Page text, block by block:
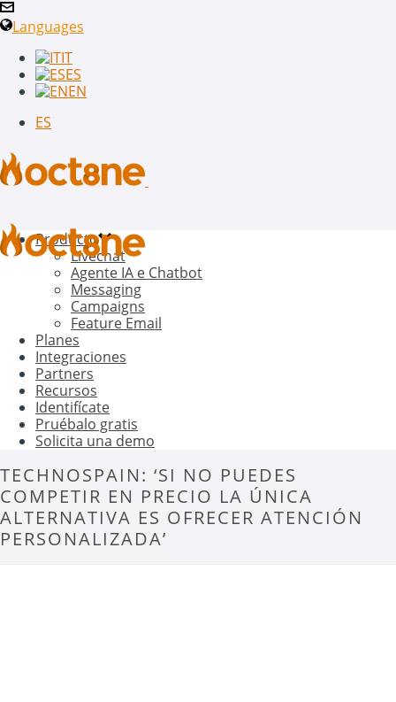
Languages
IT
ES
EN
ES
Producto
Livechat
Agente IA e Chatbot
Messaging
Campaigns
Feature Email
Planes
Integraciones
Partners
Recursos
Identifícate
Pruébalo gratis
Solicita una demo
TECHNOSPAIN: ‘SI NO PUEDES
COMPETIR EN PRECIO LA ÚNICA
ALTERNATIVA ES OFRECER ATENCIÓN
PERSONALIZADA’